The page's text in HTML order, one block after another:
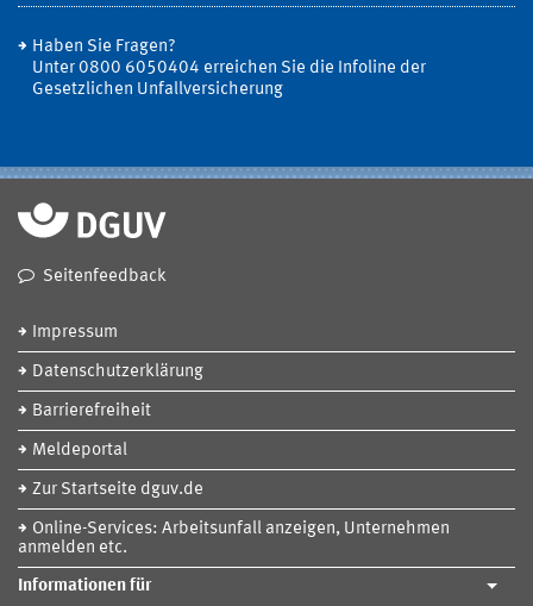
Haben Sie Fragen?
Unter 0800 6050404 erreichen Sie die Infoline der
Gesetzlichen Unfallversicherung
Seitenfeedback
Impressum
Datenschutzerklärung
Barrierefreiheit
Meldeportal
Zur Startseite dguv.de
Online-Services: Arbeitsunfall anzeigen, Unternehmen
anmelden etc.
Informationen für